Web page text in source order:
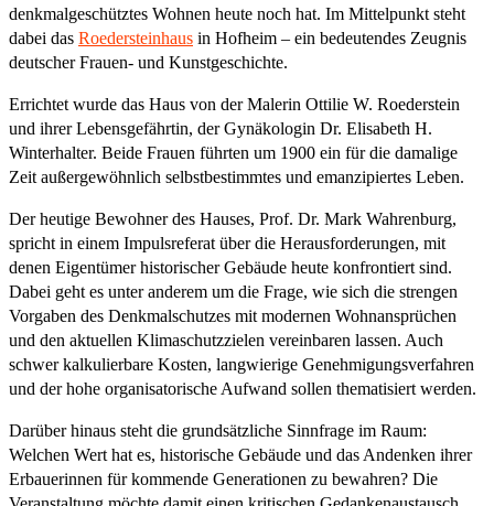
denkmalgeschütztes Wohnen heute noch hat. Im Mittelpunkt steht
dabei das Roedersteinhaus in Hofheim – ein bedeutendes Zeugnis
deutscher Frauen- und Kunstgeschichte.
Errichtet wurde das Haus von der Malerin Ottilie W. Roederstein
und ihrer Lebensgefährtin, der Gynäkologin Dr. Elisabeth H.
Winterhalter. Beide Frauen führten um 1900 ein für die damalige
Zeit außergewöhnlich selbstbestimmtes und emanzipiertes Leben.
Der heutige Bewohner des Hauses, Prof. Dr. Mark Wahrenburg,
spricht in einem Impulsreferat über die Herausforderungen, mit
denen Eigentümer historischer Gebäude heute konfrontiert sind.
Dabei geht es unter anderem um die Frage, wie sich die strengen
Vorgaben des Denkmalschutzes mit modernen Wohnansprüchen
und den aktuellen Klimaschutzzielen vereinbaren lassen. Auch
schwer kalkulierbare Kosten, langwierige Genehmigungsverfahren
und der hohe organisatorische Aufwand sollen thematisiert werden.
Darüber hinaus steht die grundsätzliche Sinnfrage im Raum:
Welchen Wert hat es, historische Gebäude und das Andenken ihrer
Erbauerinnen für kommende Generationen zu bewahren? Die